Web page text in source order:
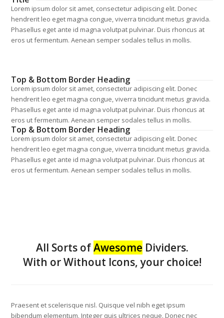
Lorem ipsum dolor sit amet, consectetur adipiscing elit. Donec
hendrerit leo eget magna congue, viverra tincidunt metus gravida.
Phasellus eget ante id magna volutpat pulvinar. Duis rhoncus at
eros ut fermentum. Aenean semper sodales tellus in mollis.
Top & Bottom Border Heading
Lorem ipsum dolor sit amet, consectetur adipiscing elit. Donec
hendrerit leo eget magna congue, viverra tincidunt metus gravida.
Phasellus eget ante id magna volutpat pulvinar. Duis rhoncus at
eros ut fermentum. Aenean semper sodales tellus in mollis.
Top & Bottom Border Heading
Lorem ipsum dolor sit amet, consectetur adipiscing elit. Donec
hendrerit leo eget magna congue, viverra tincidunt metus gravida.
Phasellus eget ante id magna volutpat pulvinar. Duis rhoncus at
eros ut fermentum. Aenean semper sodales tellus in mollis.
All Sorts ofAwesome Dividers.
With or Without Icons, your choice!
Praesent et scelerisque nisl. Quisque vel nibh eget ipsum
bibendum elementum. Integer quis ultrices neque. Donec nec